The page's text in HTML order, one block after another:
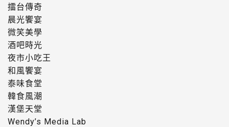
擂台傳奇
晨光饗宴
微笑美學
酒吧時光
夜市小吃王
和風饗宴
泰味食堂
韓食風潮
漢堡天堂
Wendy’s Media Lab